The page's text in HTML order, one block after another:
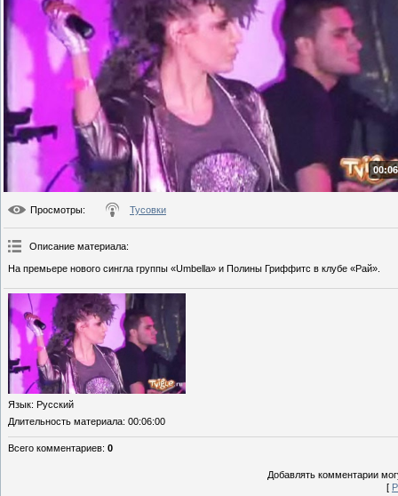
Просмотры: Тусовки
Описание материала:
На премьере нового сингла группы «Umbella» и Полины Гриффитс в клубе «Рай».
Язык: Русский
Длительность материала: 00:06:00
Всего комментариев: 0
Добавлять комментарии
[